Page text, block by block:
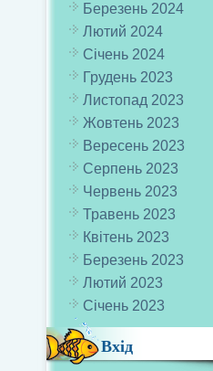
Березень 2024
Лютий 2024
Січень 2024
Грудень 2023
Листопад 2023
Жовтень 2023
Вересень 2023
Серпень 2023
Червень 2023
Травень 2023
Квітень 2023
Березень 2023
Лютий 2023
Січень 2023
Вхід